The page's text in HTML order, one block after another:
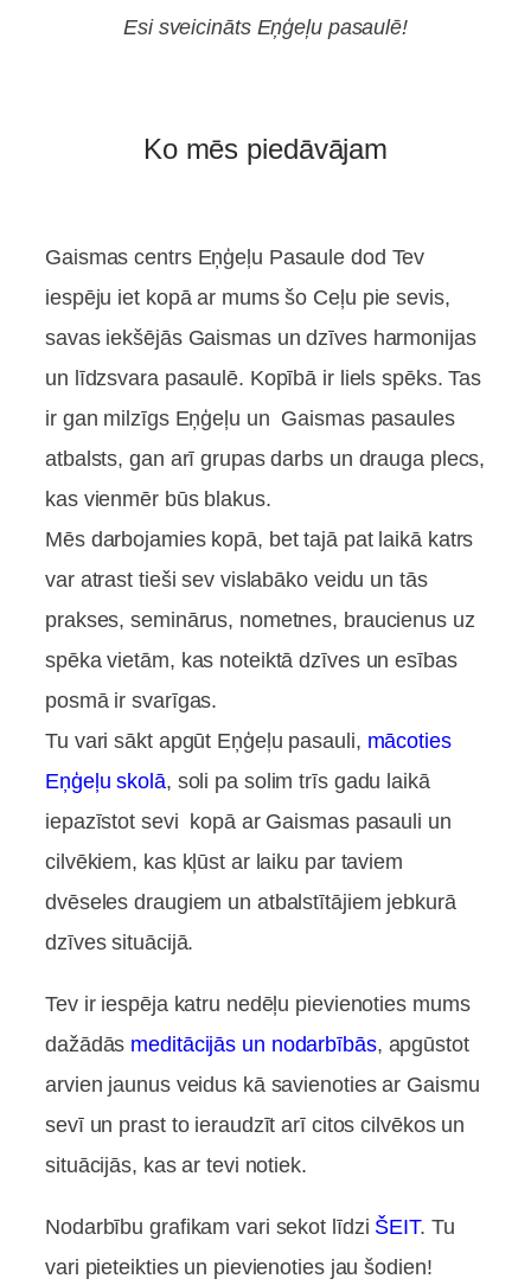
Esi sveicināts Eņģeļu pasaulē!
Ko mēs piedāvājam
Gaismas centrs Eņģeļu Pasaule dod Tev
iespēju iet kopā ar mums šo Ceļu pie sevis,
savas iekšējās Gaismas un dzīves harmonijas
un līdzsvara pasaulē. Kopībā ir liels spēks. Tas
ir gan milzīgs Eņģeļu un Gaismas pasaules
atbalsts, gan arī grupas darbs un drauga plecs,
kas vienmēr būs blakus.
Mēs darbojamies kopā, bet tajā pat laikā katrs
var atrast tieši sev vislabāko veidu un tās
prakses, seminārus, nometnes, braucienus uz
spēka vietām, kas noteiktā dzīves un esības
posmā ir svarīgas.
Tu vari sākt apgūt Eņģeļu pasauli, mācoties
Eņģeļu skolā, soli pa solim trīs gadu laikā
iepazīstot sevi kopā ar Gaismas pasauli un
cilvēkiem, kas kļūst ar laiku par taviem
dvēseles draugiem un atbalstītājiem jebkurā
dzīves situācijā.
Tev ir iespēja katru nedēļu pievienoties mums
dažādās meditācijās un nodarbībās, apgūstot
arvien jaunus veidus kā savienoties ar Gaismu
sevī un prast to ieraudzīt arī citos cilvēkos un
situācijās, kas ar tevi notiek.
Nodarbību grafikam vari sekot līdzi ŠEIT. Tu
vari pieteikties un pievienoties jau šodien!